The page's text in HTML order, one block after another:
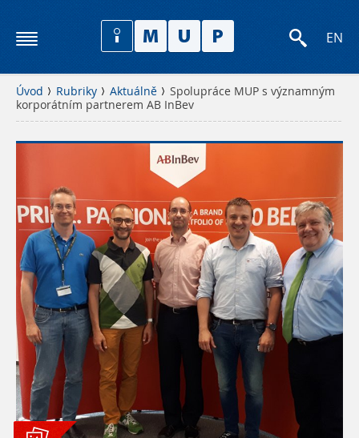
EN
Úvod Rubriky Aktuálně
Spolupráce MUP s významným
korporátním partnerem AB InBev